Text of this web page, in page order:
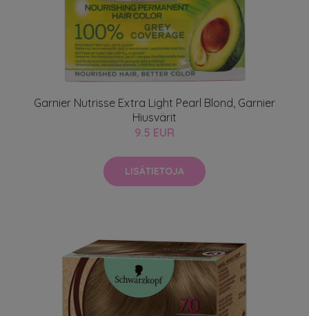
Garnier Nutrisse Extra Light Pearl Blond, Garnier
Hiusvärit
9.5 EUR
LISÄTIETOJA